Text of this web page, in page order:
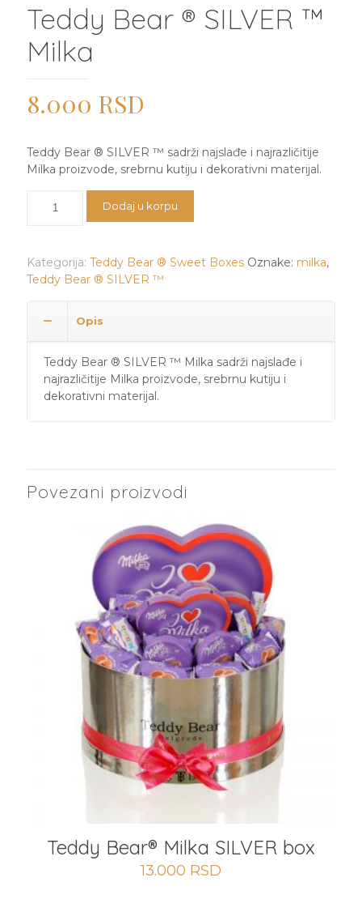
Teddy Bear ® SILVER ™
Milka
8.000 RSD
Teddy Bear ® SILVER ™ sadrži najslađe i najrazličitije
Milka proizvode, srebrnu kutiju i dekorativni materijal.
Bear
™
Milka
količina
Dodaj u korpu
Kategorija: Teddy Bear ® Sweet Boxes Oznake: milka,
Teddy Bear ® SILVER ™
Opis
Teddy Bear ® SILVER ™ Milka sadrži najslađe i
najrazličitije Milka proizvode, srebrnu kutiju i
dekorativni materijal.
Povezani proizvodi
Teddy Bear® Milka SILVER box
13.000 RSD